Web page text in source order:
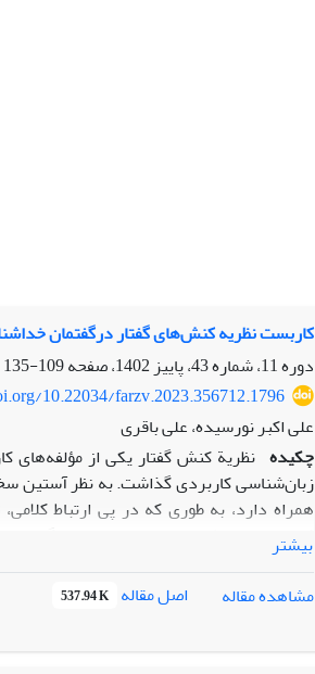
کاربست نظریه کنش‌های گفتار درگفتمان
دوره 11، شماره 43، پاییز 1402، صفحه
109-135
10.22034/farzv.2023.356712.1796
علی اکبر نورسیده، علی باقری
چکیده نظریة کنش گفتار یکی از مؤلفه‌های
زبان‌شناسی کاربردی گذاشت. به نظر
همراه دارد، به طوری که در پی ارتباط
کاربست این نظریه در حوزه پدیده‌های
دینی می‌شود. این پژوهش با روش توصیفی
گفتار، گفتمان خداشناسی امام رضا(ع) را بررسی
و سرل ذکر کرده سپس به تحلیل
بیشتر
مشاهده مقاله
اصل مقاله 537.94 K